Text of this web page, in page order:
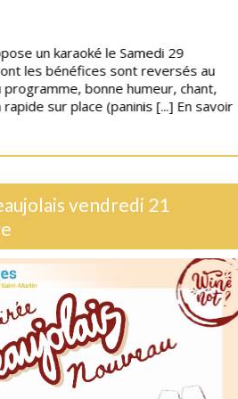
un karaoké le Samedi 29
les bénéfices sont reversés au
programme, bonne humeur, chant,
sur place (paninis [...] En savoir
vendredi 21